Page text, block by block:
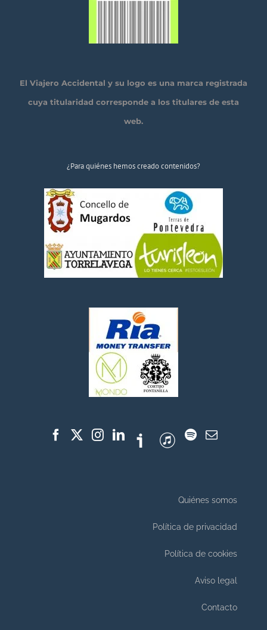
El Viajero Accidental y su logo es una marca registrada
cuya titularidad corresponde a los titulares de esta
web.
¿Para quiénes hemos creado contenidos?
Quiénes somos
Política de privacidad
Política de cookies
Aviso legal
Contacto